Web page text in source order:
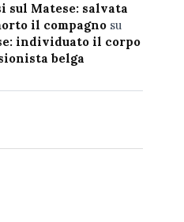
sul Matese: salvata
il compagnosu
individuato il corpo
belga